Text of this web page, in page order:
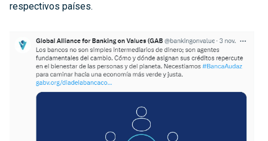
respectivos países.